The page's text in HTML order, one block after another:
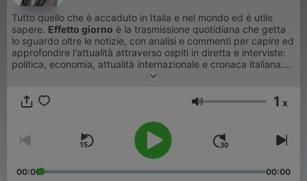
Tutto quello che è accaduto in Italia e nel mondo ed è utile
sapere. Effetto giorno è la trasmissione quotidiana che getta
lo sguardo oltre le notizie, con analisi e commenti per capire ed
approfondire l'attualità attraverso ospiti in diretta e interviste:
politica, economia, attualità internazionale e cronaca italiana.
Tutti i giorni ospita le anticipazioni del pomeriggio sportivo con
Сила на звука
1 x
00:00 00:00